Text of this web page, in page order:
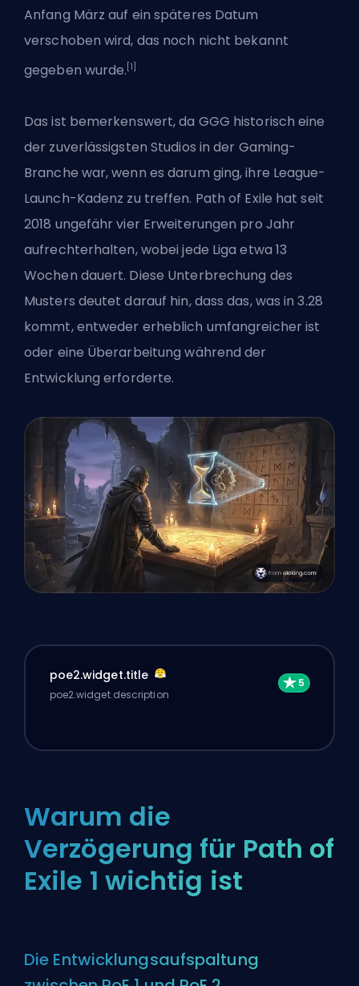
Anfang März auf ein späteres Datum
verschoben wird, das noch nicht bekannt
gegeben wurde. [1]
Das ist bemerkenswert, da GGG historisch eine
der zuverlässigsten Studios in der Gaming-
Branche war, wenn es darum ging, ihre League-
Launch-Kadenz zu treffen. Path of Exile hat seit
2018 ungefähr vier Erweiterungen pro Jahr
aufrechterhalten, wobei jede Liga etwa 13
Wochen dauert. Diese Unterbrechung des
Musters deutet darauf hin, dass das, was in 3.28
kommt, entweder erheblich umfangreicher ist
oder eine Überarbeitung während der
Entwicklung erforderte.
poe2.widget.title
poe2.widget.description
Warum die
Verzögerung für Path of
Exile 1 wichtig ist
Die Entwicklungsaufspaltung